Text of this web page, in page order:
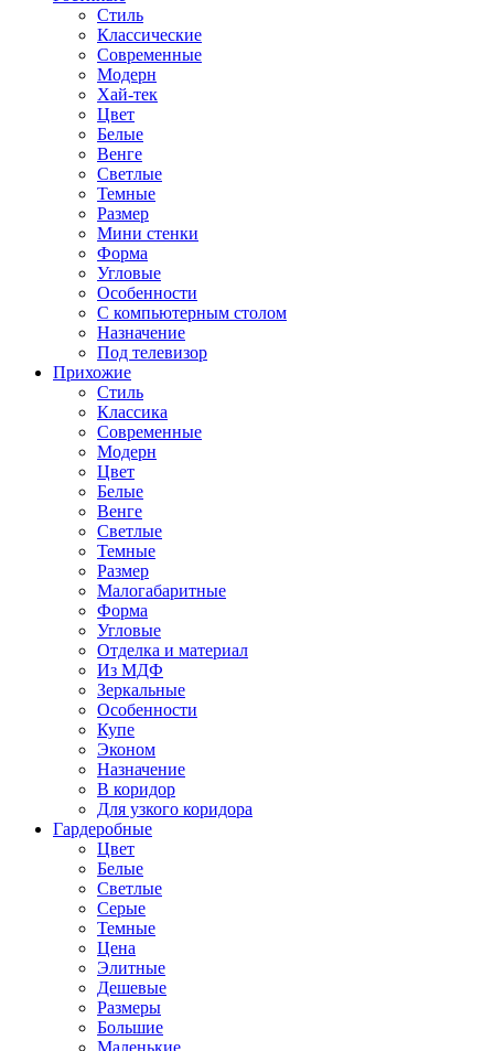
Стиль
Классические
Современные
Модерн
Хай-тек
Цвет
Белые
Венге
Светлые
Темные
Размер
Мини стенки
Форма
Угловые
Особенности
С компьютерным столом
Назначение
Под телевизор
Прихожие
Стиль
Классика
Современные
Модерн
Цвет
Белые
Венге
Светлые
Темные
Размер
Малогабаритные
Форма
Угловые
Отделка и материал
Из МДФ
Зеркальные
Особенности
Купе
Эконом
Назначение
В коридор
Для узкого коридора
Гардеробные
Цвет
Белые
Светлые
Серые
Темные
Цена
Элитные
Дешевые
Размеры
Большие
Маленькие